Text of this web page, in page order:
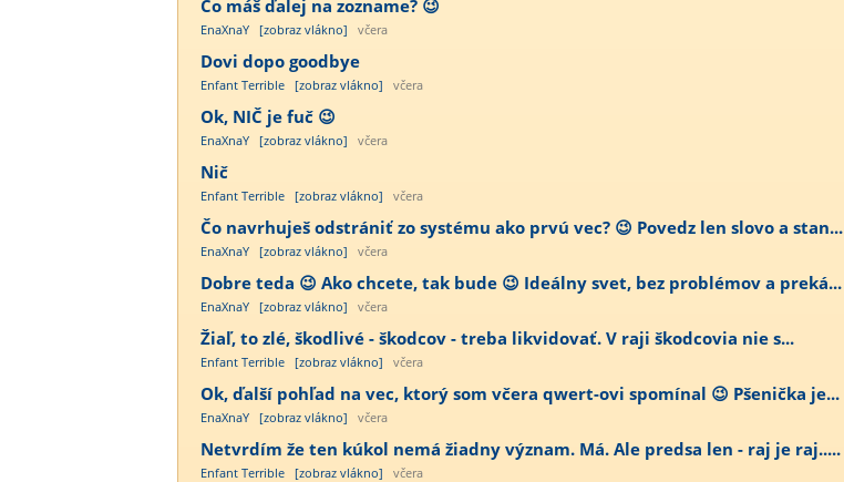
Čo máš ďalej na zozname? 😉
EnaXnaY [zobraz vlákno] včera
Dovi dopo goodbye
Enfant Terrible [zobraz vlákno] včera
Ok, NIČ je fuč 😉
EnaXnaY [zobraz vlákno] včera
Nič
Enfant Terrible [zobraz vlákno] včera
Čo navrhuješ odstrániť zo systému ako prvú vec? 😉 Povedz len slovo a stan...
EnaXnaY [zobraz vlákno] včera
Dobre teda 😉 Ako chcete, tak bude 😉 Ideálny svet, bez problémov a preká...
EnaXnaY [zobraz vlákno] včera
Žiaľ, to zlé, škodlivé - škodcov - treba likvidovať. V raji škodcovia nie s...
Enfant Terrible [zobraz vlákno] včera
Ok, ďalší pohľad na vec, ktorý som včera qwert-ovi spomínal 😉 Pšenička je...
EnaXnaY [zobraz vlákno] včera
Netvrdím že ten kúkol nemá žiadny význam. Má. Ale predsa len - raj je raj.....
Enfant Terrible [zobraz vlákno] včera